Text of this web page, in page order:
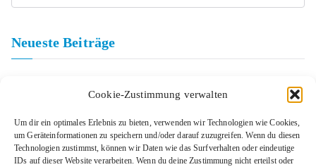
Cookie-Zustimmung verwalten
Um dir ein optimales Erlebnis zu bieten, verwenden wir Technologien wie Cookies,
um Geräteinformationen zu speichern und/oder darauf zuzugreifen. Wenn du diesen
Technologien zustimmst, können wir Daten wie das Surfverhalten oder eindeutige
IDs auf dieser Website verarbeiten. Wenn du deine Zustimmung nicht erteilst oder
Neueste Beiträge
Herzliche Einladung zum Weihnachtsmarktcafé der Kita Biber(t)bande
Wir suchen dich!
Herzliche Einladung zum Infonachmittag